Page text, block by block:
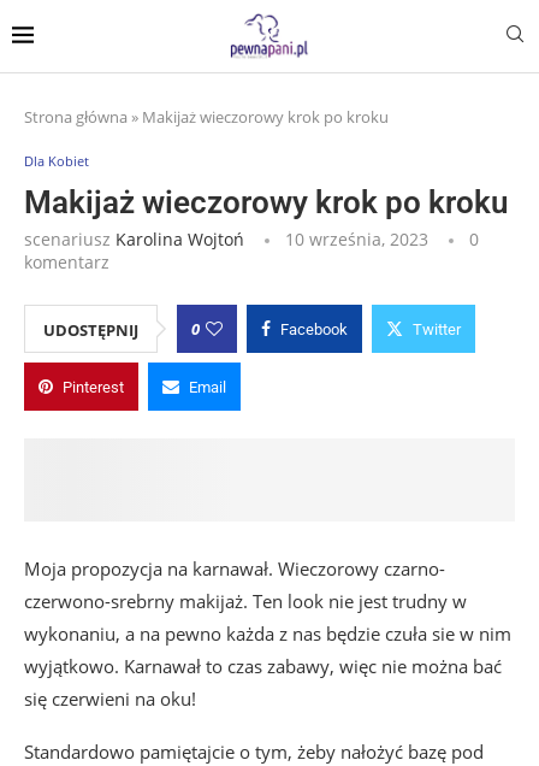
Strona główna » Makijaż wieczorowy krok po kroku
Dla Kobiet
Makijaż wieczorowy krok po kroku
scenariusz Karolina Wojtoń 10 września, 2023
0
komentarz
UDOSTĘPNIJ 0 Facebook Twitter
Pinterest Email
Moja propozycja na karnawał. Wieczorowy czarno-
czerwono-srebrny makijaż. Ten look nie jest trudny w
wykonaniu, a na pewno każda z nas będzie czuła sie w nim
wyjątkowo. Karnawał to czas zabawy, więc nie można bać
się czerwieni na oku!
Standardowo pamiętajcie o tym, żeby nałożyć bazę pod